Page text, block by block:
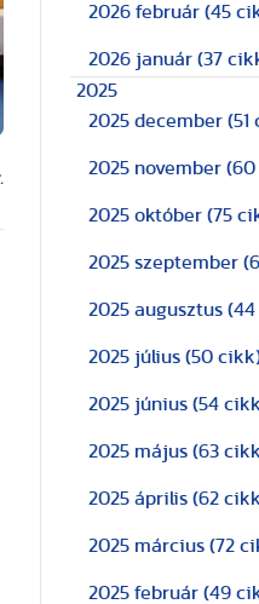
2026 február (45
2026 január (37
2025
2025 december (51
2025 november
2025 október (75
2025 szeptember
2025 augusztus
2025 július (50
2025 június (54
2025 május (63
2025 április (62
2025 március (72
2025 február (49